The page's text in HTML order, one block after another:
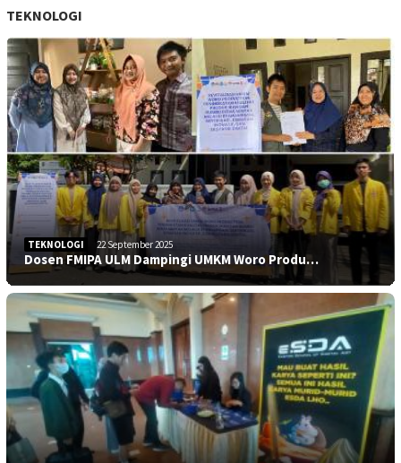
TEKNOLOGI
TEKNOLOGI 22 September 2025
Dosen FMIPA ULM Dampingi UMKM Woro Produ…